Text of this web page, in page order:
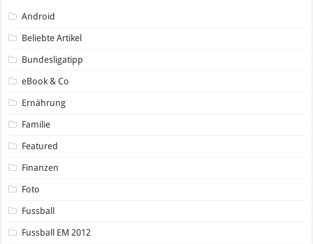
Android
Beliebte Artikel
Bundesligatipp
eBook & Co
Ernährung
Familie
Featured
Finanzen
Foto
Fussball
Fussball EM 2012